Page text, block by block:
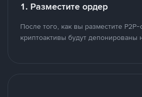
1. Разместите ордер
После того, как вы разместите
криптоактивы будут депонированы